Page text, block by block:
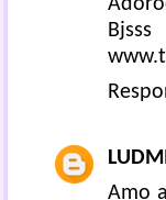
Bjsss
Amo